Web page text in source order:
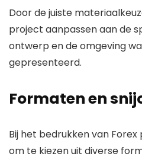
Door de juiste
project aanpassen aan de
ontwerp en de omgeving
gepresenteerd.
Formaten en
Bij het bedrukken van
om te kiezen uit diverse